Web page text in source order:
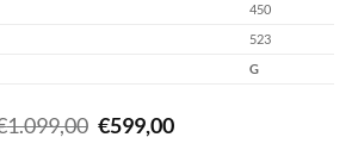
450
523
G
1.099,00 Oorspronkelijke
€599,00Huidige